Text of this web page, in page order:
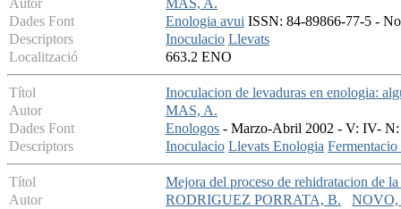
Autor
MAS, A.
Dades Font
Enologia avui ISSN: 84-89866-77-5 -
Descriptors
Inoculacio Llevats
Localització
663.2 ENO
Títol
Inoculacion de levaduras en enologia:
Autor
MAS, A.
Dades Font
Enologos - Marzo-Abril 2002 - V: IV- N:
Descriptors
Inoculacio Llevats Enologia Fermentacio
Títol
Mejora del proceso de rehidratacion de
Autor
RODRIGUEZ PORRATA, B.
NOVO,